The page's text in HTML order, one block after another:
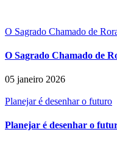
O Sagrado Chamado de
O Sagrado Chamado de
05 janeiro 2026
Planejar é desenhar o futuro
Planejar é desenhar o